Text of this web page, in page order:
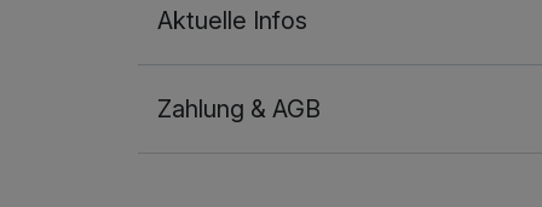
Aktuelle Infos
Zahlung & AGB